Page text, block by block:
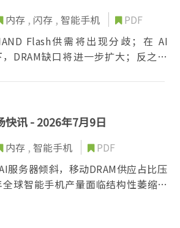
内存 , 闪存 , 智能手机
PDF
Flash供需将出现分歧；在 AI
DRAM缺口将进一步扩大；反之，
有望由负转正，并于2H27面临价
仍相当有限。整体而言，2027年价
讯 - 2026年7月9日
内存 , 智能手机
PDF
服务器倾斜，移动DRAM供应占比压
球智能手机产量面临结构性萎缩，